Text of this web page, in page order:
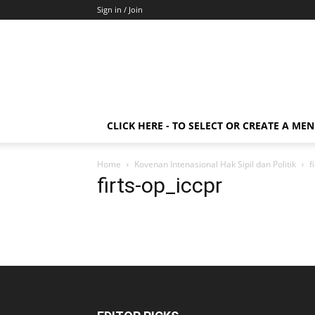
Sign in / Join
CLICK HERE - TO SELECT OR CREATE A
Home Kovenan Intenasional Hak Sipil dan Politik
firts-op_iccpr